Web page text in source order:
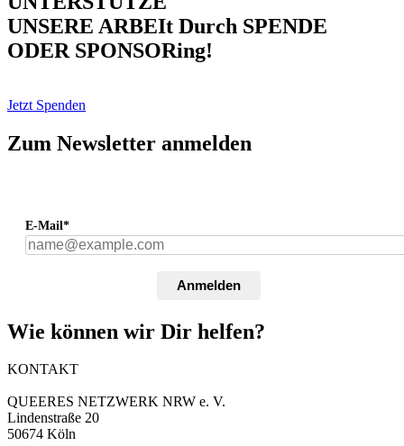
UNSERE ARBEIt Durch SPENDE
ODER SPONSORing!
Jetzt Spenden
Zum Newsletter anmelden
E-Mail*
Anmelden
Wie können wir Dir helfen?
KONTAKT
QUEERES NETZWERK NRW e. V.
Lindenstraße 20
50674 Köln